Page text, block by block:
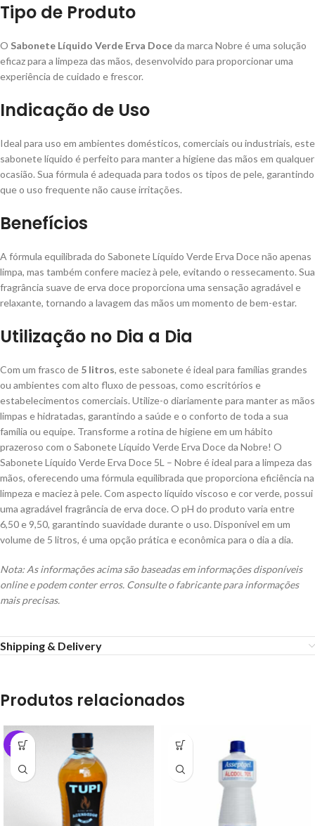
Tipo de Produto
O Sabonete Líquido Verde Erva Doceda marca Nobre é uma solução
eficaz para a limpeza das mãos, desenvolvido para proporcionar uma
experiência de cuidado e frescor.
Indicação de Uso
Ideal para uso em ambientes domésticos, comerciais ou industriais, este
sabonete líquido é perfeito para manter a higiene das mãos em qualquer
ocasião. Sua fórmula é adequada para todos os tipos de pele, garantindo
que o uso frequente não cause irritações.
Benefícios
A fórmula equilibrada do Sabonete Líquido Verde Erva Doce não apenas
limpa, mas também confere maciez à pele, evitando o ressecamento. Sua
fragrância suave de erva doce proporciona uma sensação agradável e
relaxante, tornando a lavagem das mãos um momento de bem-estar.
Utilização no Dia a Dia
Com um frasco de 5 litros, este sabonete é ideal para famílias grandes
ou ambientes com alto fluxo de pessoas, como escritórios e
estabelecimentos comerciais. Utilize-o diariamente para manter as mãos
limpas e hidratadas, garantindo a saúde e o conforto de toda a sua
família ou equipe. Transforme a rotina de higiene em um hábito
prazeroso com o Sabonete Líquido Verde Erva Doce da Nobre! O
Sabonete Líquido Verde Erva Doce 5L – Nobre é ideal para a limpeza das
mãos, oferecendo uma fórmula equilibrada que proporciona eficiência na
limpeza e maciez à pele. Com aspecto líquido viscoso e cor verde, possui
uma agradável fragrância de erva doce. O pH do produto varia entre
6,50 e 9,50, garantindo suavidade durante o uso. Disponível em um
volume de 5 litros, é uma opção prática e econômica para o dia a dia.
Nota: As informações acima são baseadas em informações disponíveis
online e podem conter erros. Consulte o fabricante para informações
mais precisas.
Shipping & Delivery
Produtos relacionados
-10%